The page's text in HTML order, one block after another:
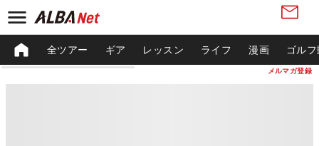
メルマガ登録
全ツアー ギア レッスン ライフ 漫画 ゴル